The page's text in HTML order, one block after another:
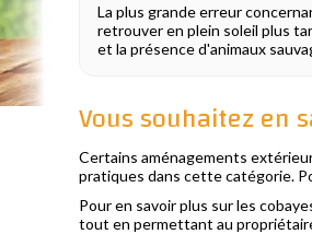
La plus grande erreur
retrouver en plein soleil plus
et la présence d'animaux
Vous souhaitez en
Certains aménagements
pratiques dans cette catégorie.
Pour en savoir plus sur les
tout en permettant au